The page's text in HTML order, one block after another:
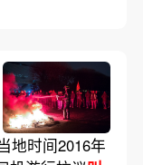
地时间2016年